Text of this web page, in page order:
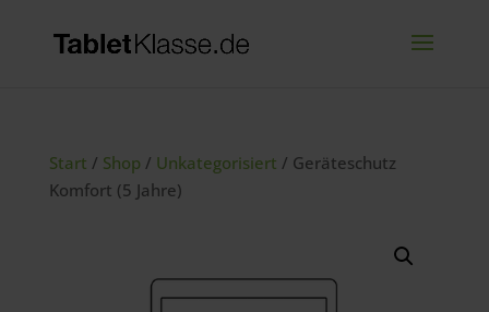
Start / Shop / Unkategorisiert / Geräteschutz
Komfort (5 Jahre)